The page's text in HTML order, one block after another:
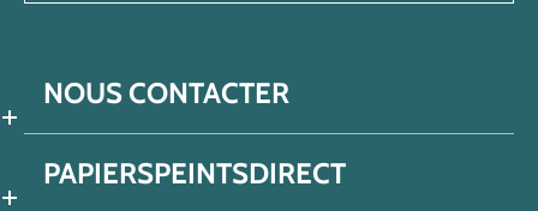
NOUS CONTACTER
PAPIERSPEINTSDIRECT